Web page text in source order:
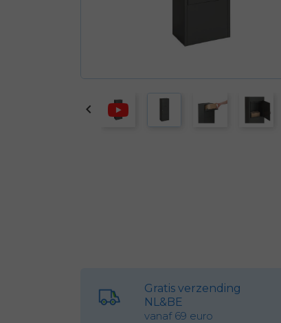

Gratis verzending
NL&BE
vanaf 69 euro